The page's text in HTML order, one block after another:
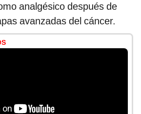
analgésico después de
avanzadas del cáncer.